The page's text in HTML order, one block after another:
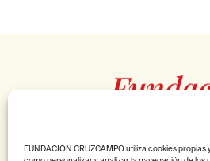
FUNDACIÓN CRUZCAMPO utiliza cookies